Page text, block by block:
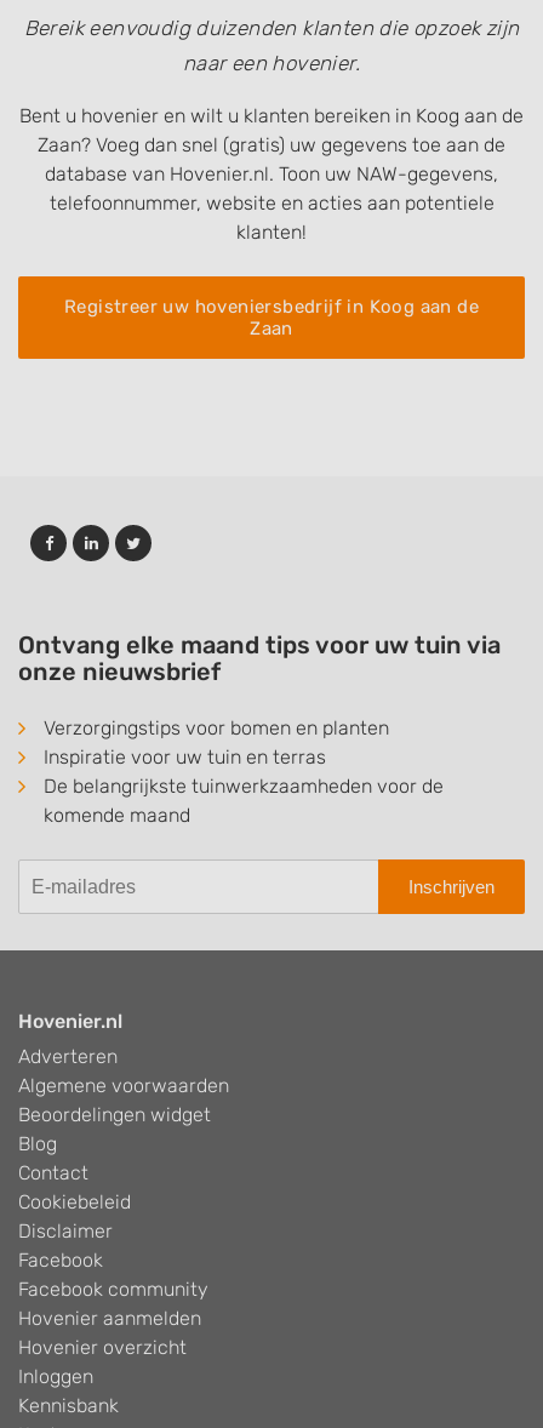
Bereik eenvoudig duizenden klanten die opzoek zijn
naar een hovenier.
Bent u hovenier en wilt u klanten bereiken in Koog aan de
Zaan? Voeg dan snel (gratis) uw gegevens toe aan de
database van Hovenier.nl. Toon uw NAW-gegevens,
telefoonnummer, website en acties aan potentiele
klanten!
Registreer uw hoveniersbedrijf in Koog aan de
Zaan
Ontvang elke maand tips voor uw tuin via
onze nieuwsbrief
Verzorgingstips voor bomen en planten
Inspiratie voor uw tuin en terras
De belangrijkste tuinwerkzaamheden voor de
komende maand
Inschrijven
Hovenier.nl
Adverteren
Algemene voorwaarden
Beoordelingen widget
Blog
Contact
Cookiebeleid
Disclaimer
Facebook
Facebook community
Hovenier aanmelden
Hovenier overzicht
Inloggen
Kennisbank